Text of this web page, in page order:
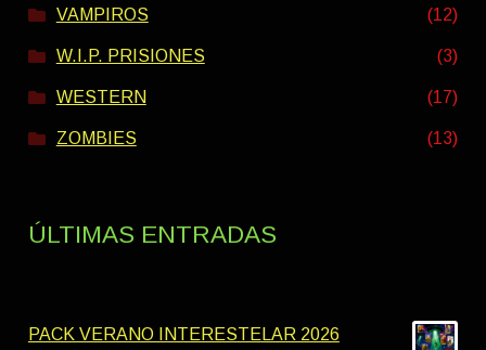
VAMPIROS (12)
W.I.P. PRISIONES (3)
WESTERN (17)
ZOMBIES (13)
ÚLTIMAS ENTRADAS
PACK VERANO INTERESTELAR 2026